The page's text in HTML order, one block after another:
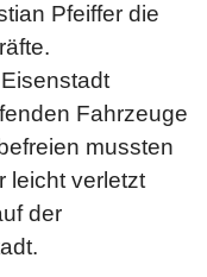
Pfeiffer die
Fahrzeuge
mussten
leicht verletzt
der